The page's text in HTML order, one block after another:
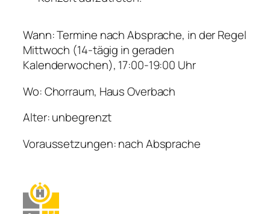
Wann: Termine nach Absprache, in der Regel
Mittwoch (14-tägig in geraden
Kalenderwochen), 17:00-19:00 Uhr
Wo: Chorraum, Haus Overbach
Alter: unbegrenzt
Voraussetzungen: nach Absprache